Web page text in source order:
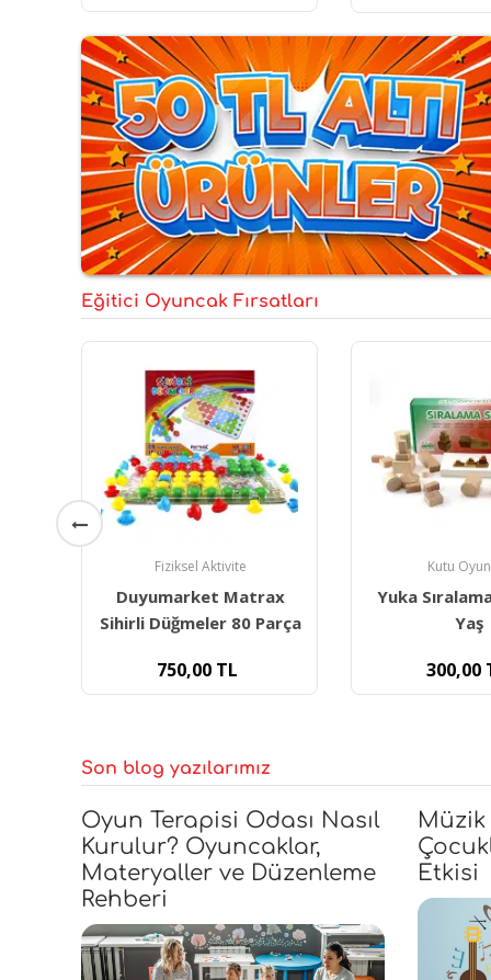
Eğitici Oyuncak Fırsatları
Fiziksel Aktivite
Duyumarket Matrax
Sihirli Düğmeler 80 Parça
750,00 TL
Kutu
Yuka
Yaş
300,00
Son blog yazılarımız
Oyun Terapisi Odası Nasıl
Kurulur? Oyuncaklar,
Materyaller ve Düzenleme
Rehberi
Müzik
Etkisi